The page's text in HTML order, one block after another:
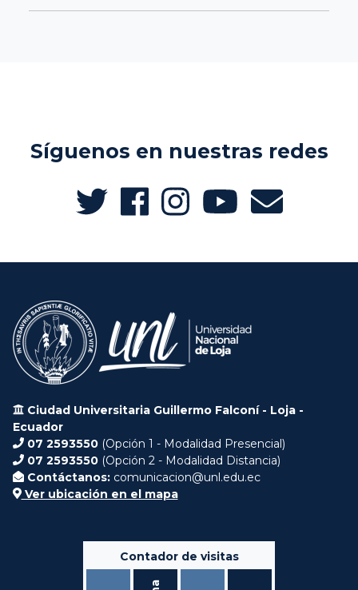
Síguenos en nuestras redes
Ciudad Universitaria Guillermo Falconí - Loja -
Ecuador
07 2593550 (Opción 1 - Modalidad Presencial)
07 2593550 (Opción 2 - Modalidad Distancia)
Contáctanos: comunicacion@unl.edu.ec
Ver ubicación en el mapa
Contador de visitas